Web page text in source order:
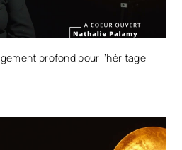
profond pour l’héritage